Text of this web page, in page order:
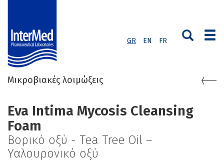
GR EN FR
Μικροβιακές λοιμώξεις
Eva Intima Mycosis Cleansing
Foam
Βορικό οξύ - Tea Tree Oil –
Υαλουρονικό οξύ